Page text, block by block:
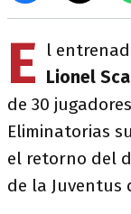
E l
Lionel
de 30
Eliminatorias
el retorno del
de la Juventus